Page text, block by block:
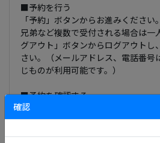
■予約を行う
「予約」ボタンからお進みください。
兄弟など複数で受付される場合は一
グアウト」ボタンからログアウトし
さい。（メールアドレス、電話番号
じものが利用可能です。）
■予約を確認する
ログインしていない（画面上部に氏
場合ログインが必要です。
確認